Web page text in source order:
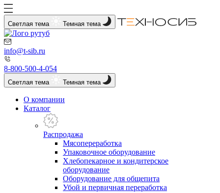
Светлая тема Темная тема
info@t-sib.ru
8-800-500-4-054
Светлая тема Темная тема
О компании
Каталог
Распродажа
Мясопереработка
Упаковочное оборудование
Хлебопекарное и кондитерское
оборудование
Оборудование для общепита
Убой и первичная переработка